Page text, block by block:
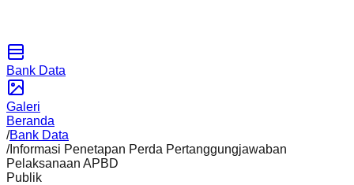
Bank Data
Galeri
Beranda
/Bank Data
/Informasi Penetapan Perda Pertanggungjawaban
Pelaksanaan APBD
Publik